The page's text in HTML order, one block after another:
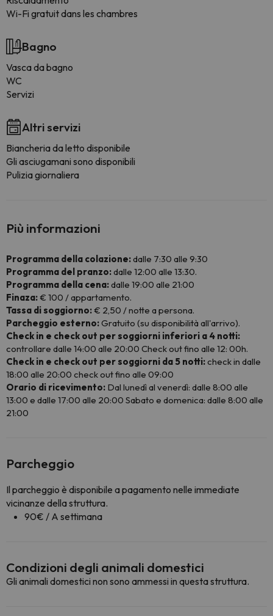
Wi-Fi gratuit dans les chambres
Bagno
Vasca da bagno
WC
Servizi
Altri servizi
Biancheria da letto disponibile
Gli asciugamani sono disponibili
Pulizia giornaliera
Più informazioni
Programma della colazione:dalle 7:30 alle 9:30
Programma del pranzo:dalle 12:00 alle 13:30.
Programma della cena:dalle 19:00 alle 21:00
Finaza:€ 100 / appartamento.
Tassa di soggiorno:€ 2,50 / notte a persona.
Parcheggio esterno:Gratuito (su disponibilità all'arrivo).
Check in e check out per soggiorni inferiori a 4 notti:
controllare dalle 14:00 alle 20:00 Check out fino alle 12: 00h.
Check in e check out per soggiorni da 5 notti:check in dalle
18:00 alle 20:00 check out fino alle 09:00
Orario di ricevimento: Dal lunedì al venerdì: dalle 8:00 alle
13:00 e dalle 17:00 alle 20:00 Sabato e domenica: dalle 8:00 alle
21:00
Parcheggio
Il parcheggio è disponibile a pagamento nelle immediate
vicinanze della struttura.
90€ / A settimana
Condizioni degli animali domestici
Gli animali domestici non sono ammessi in questa struttura.